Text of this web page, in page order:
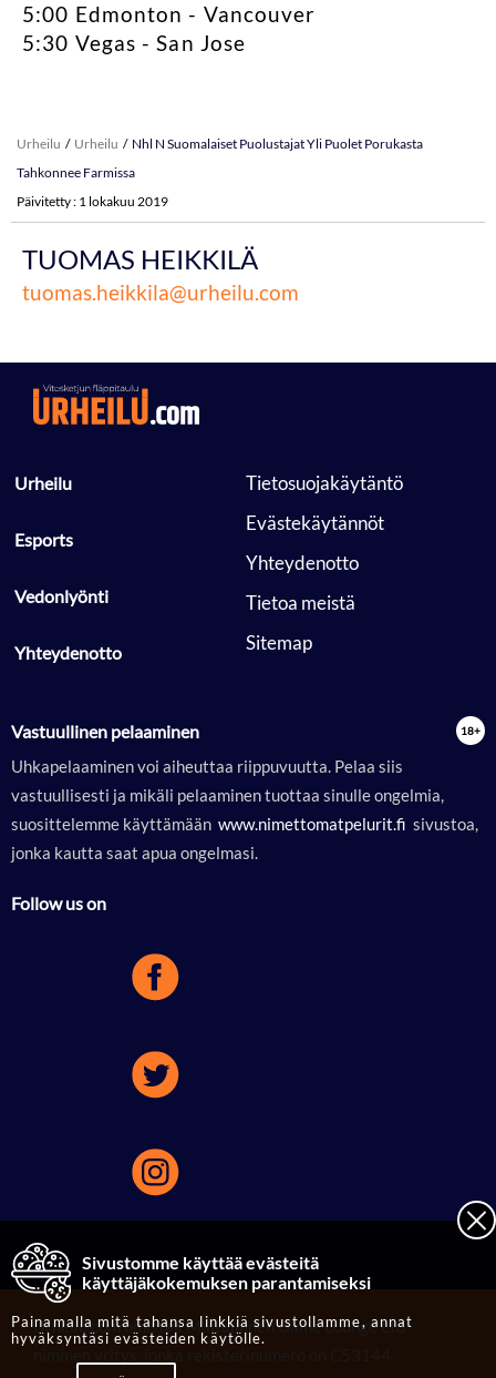
5:00 Edmonton - Vancouver
5:30 Vegas - San Jose
Urheilu Urheilu
Nhl N Suomalaiset Puolustajat Yli Puolet Porukasta
Tahkonnee Farmissa
Päivitetty : 1 lokakuu 2019
TUOMAS HEIKKILÄ
tuomas.heikkila@urheilu.com
Urheilu
Esports
Vedonlyönti
Yhteydenotto
Tietosuojakäytäntö
Evästekäytännöt
Yhteydenotto
Tietoa meistä
Sitemap
Vastuullinen pelaaminen
Uhkapelaaminen voi aiheuttaa riippuvuutta. Pelaa siis
vastuullisesti ja mikäli pelaaminen tuottaa sinulle ongelmia,
suosittelemme käyttämään www.nimettomatpelurit.fi sivustoa,
jonka kautta saat apua ongelmasi.
Follow us on
Urheilu.com omistaa Maltalainen Game Lounge Ltd
Sivustomme käyttää evästeitä
käyttäjäkokemuksen parantamiseksi
Painamalla mitä tahansa linkkiä sivustollamme, annat
hyväksyntäsi evästeiden käytölle.